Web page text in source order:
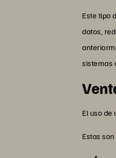
Este tipo
datos,
sistemas
El uso
Estas